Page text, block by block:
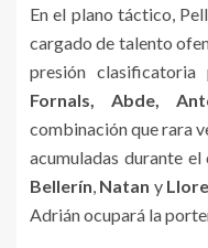
En el plano táctico,
cargado de talento
presión
Fornals, Abde,
combinación que rara
acumuladas durante el
Bellerín, Natan y
Adrián ocupará la